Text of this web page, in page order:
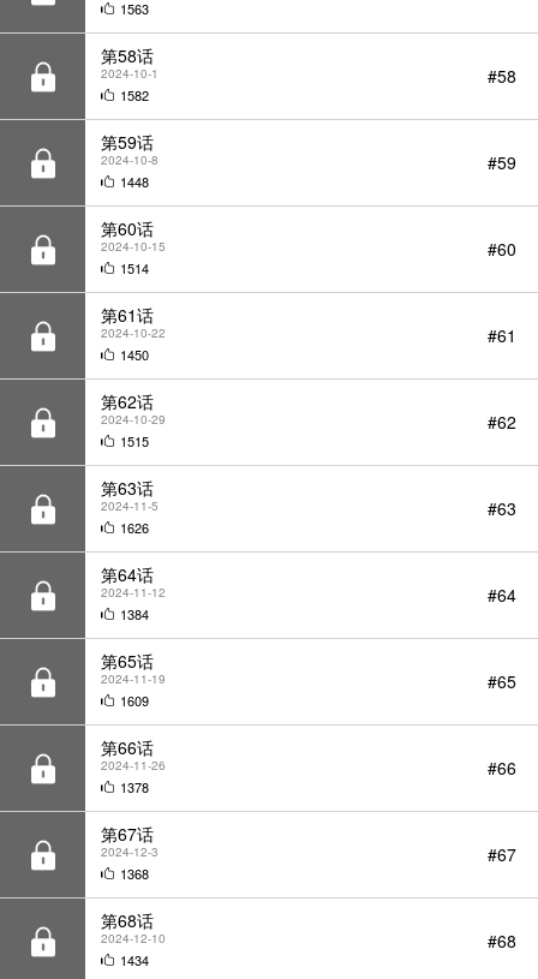
第59话
2024-10-8
1448
第60话
2024-10-15
1514
第61话
2024-10-22
1450
第62话
2024-10-29
1515
第63话
2024-11-5
1626
第64话
2024-11-12
1384
第65话
2024-11-19
1609
第66话
2024-11-26
1378
第67话
2024-12-3
1368
第68话
2024-12-10
1434
第69话
2024-12-17
1593